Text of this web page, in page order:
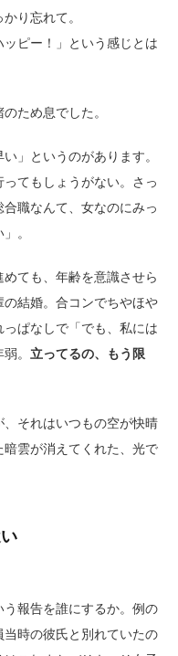
り忘れて。
ピー！」という感じとは
ため息でした。
」というのがあります。
てもしょうがない。さっ
職なんて、女なのにみっ
。
ても、年齢を意識させら
結婚。合コンでちやほや
ぱなしで「でも、私には
。 立ってるの、もう限
それはいつもの空が快晴
雲が消えてくれた、光で
報告を誰にするか。例の
時の彼氏と別れていたの